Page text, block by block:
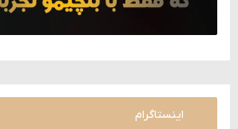
اینستاگرام